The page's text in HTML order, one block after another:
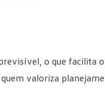
o que facilita o
valoriza